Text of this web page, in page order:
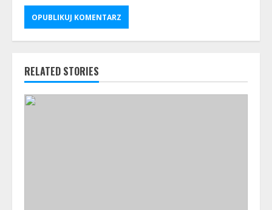
RELATED STORIES